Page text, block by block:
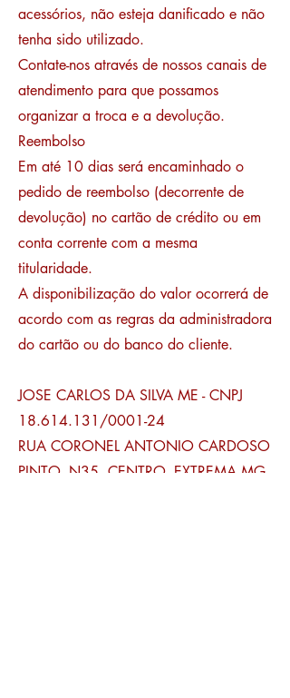
acessórios, não esteja danificado e não
tenha sido utilizado.
Contate-nos através de nossos canais de
atendimento para que possamos
organizar a troca e a devolução.
Reembolso
Em até 10 dias será encaminhado o
pedido de reembolso (decorrente de
devolução) no cartão de crédito ou em
conta corrente com a mesma
titularidade.
A disponibilização do valor ocorrerá de
acordo com as regras da administradora
do cartão ou do banco do cliente.
JOSE CARLOS DA SILVA ME - CNPJ
18.614.131 /0001-24
RUA CORONEL ANTONIO CARDOSO
PINTO, N35, CENTRO, EXTREMA MG -